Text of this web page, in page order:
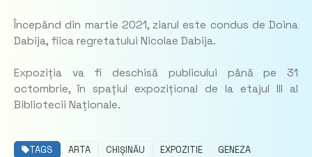
Începând din martie 2021, ziarul este condus de Doina
Dabija, fiica regretatului Nicolae Dabija.
Expoziția va fi deschisă publicului până pe 31
octombrie, în spațiul expozițional de la etajul III al
Bibliotecii Naționale.
TAGS ARTA CHIȘINĂU EXPOZITIE
GENEZA